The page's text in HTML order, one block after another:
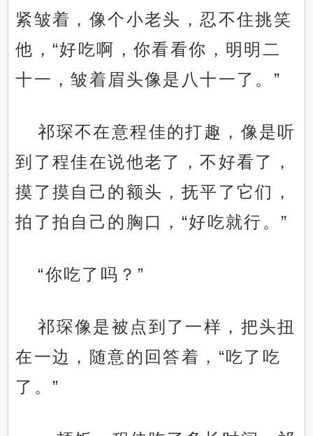
紧皱着，像个小老头，忍不住挑笑
他，“好吃啊，你看看你，明明二
十一，皱着眉头像是八十一了。”
祁琛不在意程佳的打趣，像是听
到了程佳在说他老了，不好看了，
摸了摸自己的额头，抚平了它们，
拍了拍自己的胸口，“好吃就行。”
“你吃了吗？”
祁琛像是被点到了一样，把头扭
在一边，随意的回答着，“吃了吃
了。”